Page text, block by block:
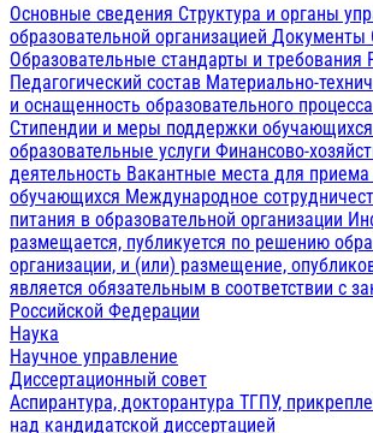
Основные сведения Структура и органы
образовательной организацией Документы
Образовательные стандарты и требования
Педагогический состав Материально-
и оснащенность образовательного
Стипендии и меры поддержки обучающихся
образовательные услуги Финансово-
деятельность Вакантные места для приема
обучающихся Международное
питания в образовательной организации
размещается, публикуется по решению
организации, и (или) размещение,
является обязательным в соответствии с
Российской Федерации
Наука
Научное управление
Диссертационный совет
Аспирантура, докторантура ТГПУ,
над кандидатской диссертацией